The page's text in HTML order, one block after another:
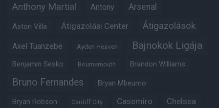
Anthony Martial Antony Arsenal
Aston Villa Átigazolási Center Átigazolások
Axel Tuanzebe Ayden Heaven Bajnokok Ligája
Benjamin Sesko Bournemouth Brandon Williams
Bruno Fernandes Bryan Mbeumo
Bryan Robson Cardiff City Casemiro Chelsea